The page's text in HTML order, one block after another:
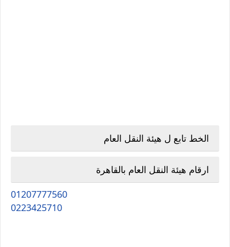
الخط تابع ل هيئة النقل العام
ارقام هيئة النقل العام بالقاهرة
01207777560
0223425710